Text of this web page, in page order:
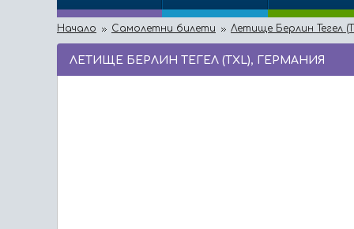
Начало Самолетни билети Летище Берлин Тегел
ЛЕТИЩЕ БЕРЛИН ТЕГЕЛ (TXL), ГЕРМАНИЯ